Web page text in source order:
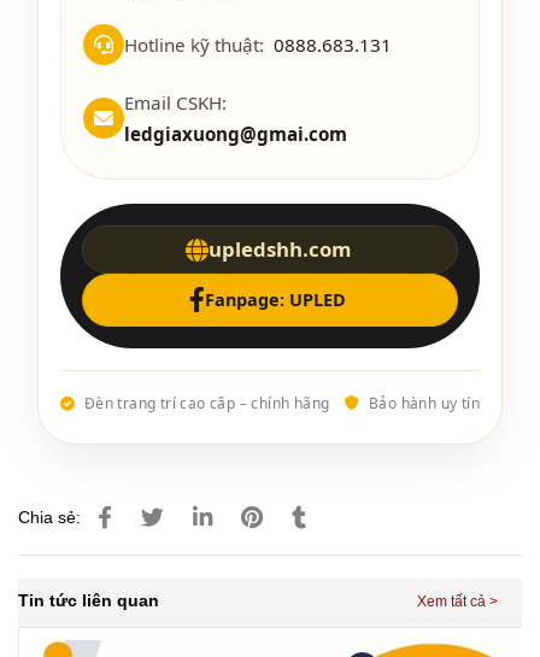
Hotline kỹ thuật: 0888.683.131
Email CSKH:
ledgiaxuong@gmai.com
upledshh.com
Fanpage: UPLED
Đèn trang trí cao cấp – chính hãng Bảo hành uy tín
Chia sẻ:
Tin tức liên quan